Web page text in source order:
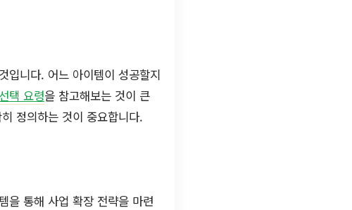
입니다. 어느 아이템이 성공할지
택 요령을 참고해보는 것이 큰
정의하는 것이 중요합니다.
을 통해 사업 확장 전략을 마련